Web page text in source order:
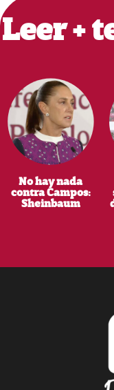
Leer +
No hay nada
contra Campos:
Sheinbaum